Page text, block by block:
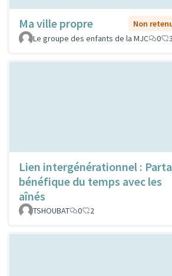
Ma ville propre
Non
Le groupe des enfants de la MJC
0 3
Lien intergénérationnel :
bénéfique du temps avec les
aînés
TSHOUBAT 0 2